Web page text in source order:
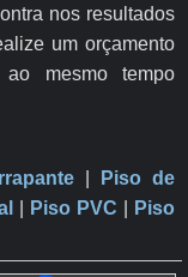
nos resultados
um orçamento
mesmo tempo
​ |
Piso de
Piso PVC
Piso